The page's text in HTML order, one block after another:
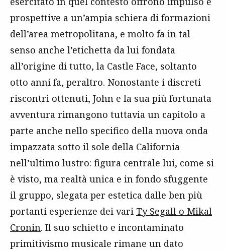
prospettive a un’ampia schiera di formazioni
dell’area metropolitana, e molto fa in tal
senso anche l’etichetta da lui fondata
all’origine di tutto, la Castle Face, soltanto
otto anni fa, peraltro. Nonostante i discreti
riscontri ottenuti, John e la sua più fortunata
avventura rimangono tuttavia un capitolo a
parte anche nello specifico della nuova onda
impazzata sotto il sole della California
nell’ultimo lustro: figura centrale lui, come si
è visto, ma realtà unica e in fondo sfuggente
il gruppo, slegata per estetica dalle ben più
portanti esperienze dei vari Ty Segall o Mikal
Cronin. Il suo schietto e incontaminato
primitivismo musicale rimane un dato